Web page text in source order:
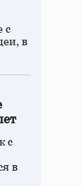
с
в
с
в